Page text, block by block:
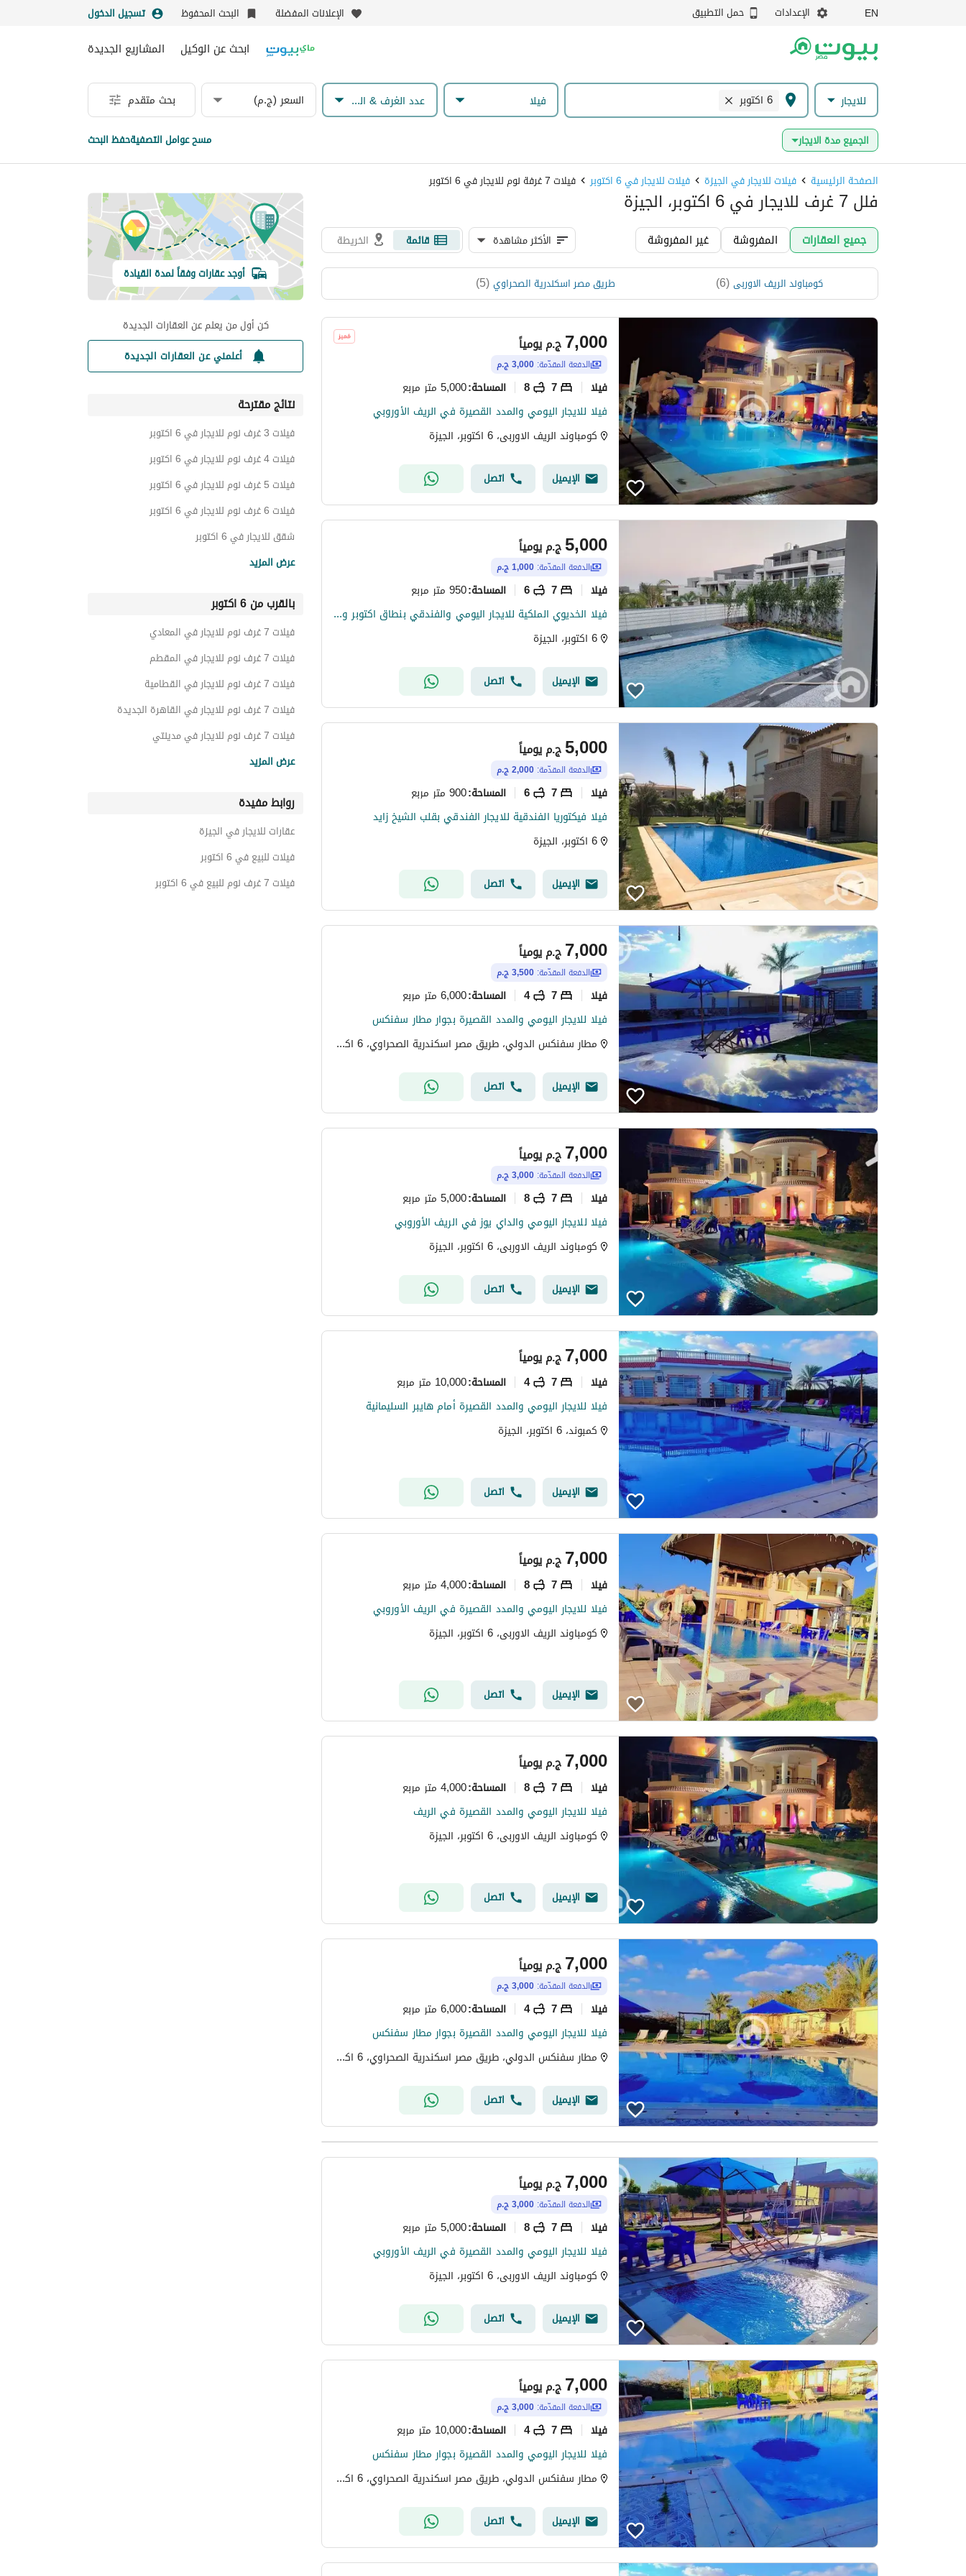
EN الإعدادات حمل التطبيق الإعلانات المفضلة البحث المحفوظ تسجيل الدخول
ابحث عن الوكيل المشاريع الجديدة
للايجار 6 اكتوبر فیلا عدد الغرف & الحمامات السعر (ج.م) بحث متقدم
الجميع مدة الايجار مسح عوامل التصفيةحفظ البحث
الصفحة الرئيسية فيلات للايجار في الجيزة فيلات للايجار في 6 اكتوبر فيلات 7 غرفة نوم للايجار في 6 اكتوبر
فلل 7 غرف للايجار في 6 اكتوبر، الجيزة
جميع العقارات المفروشة غير المفروشة الأكثر مشاهدة قائمة الخريطة
كومباوند الريف الاوربى(
6
) طريق مصر اسكندرية الصحراوي(
5
)
ج.م7,000 يومياً
الدفعة المقدّمة: 3,000 ج.م
فیلا 7
8 المساحة:5,000 متر مربع
فيلا للايجار اليومي والمدد القصيرة في الريف الأوروبي
كومباوند الريف الاوربى، 6 اكتوبر، الجيزة
الإيميل اتصل
ج.م5,000 يومياً
الدفعة المقدّمة: 1,000 ج.م
فیلا 7
6 المساحة:950 متر مربع
فيلا الخديوي الملكية للايجار اليومي والفندقي بنطاق اكتوبر وزايد
6 اكتوبر، الجيزة
الإيميل اتصل
ج.م5,000 يومياً
الدفعة المقدّمة: 2,000 ج.م
فیلا 7
6 المساحة:900 متر مربع
فيلا فيكتوريا الفندقية للايجار الفندقي بقلب الشيخ زايد
6 اكتوبر، الجيزة
الإيميل اتصل
ج.م7,000 يومياً
الدفعة المقدّمة: 3,500 ج.م
فیلا 7
4 المساحة:6,000 متر مربع
فيلا للايجار اليومي والمدد القصيرة بجوار مطار سفنكس
مطار سفنكس الدولي، طريق مصر اسكندرية الصحراوي، 6 اكتوبر، الجيزة
الإيميل اتصل
ج.م7,000 يومياً
الدفعة المقدّمة: 3,000 ج.م
فیلا 7
8 المساحة:5,000 متر مربع
فيلا للايجار اليومي والداي يوز في الريف الأوروبي
كومباوند الريف الاوربى، 6 اكتوبر، الجيزة
الإيميل اتصل
ج.م7,000 يومياً
فیلا 7
4 المساحة:10,000 متر مربع
فيلا للايجار اليومي والمدد القصيرة أمام هايبر السليمانية
كمبوند، 6 اكتوبر، الجيزة
الإيميل اتصل
ج.م7,000 يومياً
فیلا 7
8 المساحة:4,000 متر مربع
فيلا للايجار اليومي والمدد القصيرة في الريف الأوروبي
كومباوند الريف الاوربى، 6 اكتوبر، الجيزة
الإيميل اتصل
ج.م7,000 يومياً
فیلا 7
8 المساحة:4,000 متر مربع
فيلا للايجار اليومي والمدد القصيرة في الريف
كومباوند الريف الاوربى، 6 اكتوبر، الجيزة
الإيميل اتصل
ج.م7,000 يومياً
الدفعة المقدّمة: 3,000 ج.م
فیلا 7
4 المساحة:6,000 متر مربع
فيلا للايجار اليومي والمدد القصيرة بجوار مطار سفنكس
مطار سفنكس الدولي، طريق مصر اسكندرية الصحراوي، 6 اكتوبر، الجيزة
الإيميل اتصل
ج.م7,000 يومياً
الدفعة المقدّمة: 3,000 ج.م
فیلا 7
8 المساحة:5,000 متر مربع
فيلا للايجار اليومي والمدد القصيرة في الريف الأوروبي
كومباوند الريف الاوربى، 6 اكتوبر، الجيزة
الإيميل اتصل
ج.م7,000 يومياً
الدفعة المقدّمة: 3,000 ج.م
فیلا 7
4 المساحة:10,000 متر مربع
فيلا للايجار اليومي والمدد القصيرة بجوار مطار سفنكس
مطار سفنكس الدولي، طريق مصر اسكندرية الصحراوي، 6 اكتوبر، الجيزة
الإيميل اتصل
أوجد عقارات وفقاً لمدة القيادة
كن أول من يعلم عن العقارات الجديدة
أعلمني عن العقارات الجديدة
نتائج مقترحة
فيلات 3 غرف نوم للايجار في 6 اكتوبر
فيلات 4 غرف نوم للايجار في 6 اكتوبر
فيلات 5 غرف نوم للايجار في 6 اكتوبر
فيلات 6 غرف نوم للايجار في 6 اكتوبر
شقق للايجار في 6 اكتوبر
توين هاوس للايجار في 6 اكتوبر
غرف للايجار في 6 اكتوبر
دوبليكس للايجار في 6 اكتوبر
بنتهاوس للايجار في 6 اكتوبر
اي فيلا للايجار في 6 اكتوبر
شقق فندقية للايجار في 6 اكتوبر
أسطح للايجار في 6 اكتوبر
عقارات للايجار في 6 اكتوبر
عرض المزيد
بالقرب من 6 اكتوبر
فيلات 7 غرف نوم للايجار في المعادي
فيلات 7 غرف نوم للايجار في المقطم
فيلات 7 غرف نوم للايجار في القطامية
فيلات 7 غرف نوم للايجار في القاهرة الجديدة
فيلات 7 غرف نوم للايجار في مدينتي
فيلات 7 غرف نوم للايجار في الشيخ زايد
فيلات 7 غرف نوم للايجار في كينج مريوط
فيلات 7 غرف نوم للايجار في الساحل الشمالي
عرض المزيد
روابط مفيدة
عقارات للايجار في الجيزة
فيلات للبيع في 6 اكتوبر
فيلات 7 غرف نوم للبيع في 6 اكتوبر